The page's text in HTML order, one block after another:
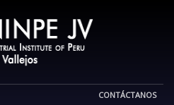
CONTÁCTANOS